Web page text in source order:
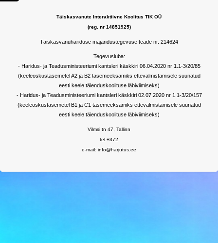
Täiskasvanute Interaktiivne Koolitus TIK OÜ
(reg. nr 14851925)
Täiskasvanuhariduse majandustegevuse teade nr. 214624
Tegevusluba:
- Haridus- ja Teadusministeeriumi kantsleri käskkiri 06.04.2020 nr 1.1-3/20/85
(keeleoskustasemetel A2 ja B2 tasemeeksamiks ettevalmistamisele suunatud
eesti keele täienduskoolituse läbiviimiseks)
- Haridus- ja Teadusministeeriumi kantsleri käskkiri 02.07.2020 nr 1.1-3/20/157
(keeleoskustasemetel B1 ja C1 tasemeeksamiks ettevalmistamisele suunatud
eesti keele täienduskoolituse läbiviimiseks)
Vilmsi tn 47, Tallinn
tel.+372
e-mail: info@harjutus.ee